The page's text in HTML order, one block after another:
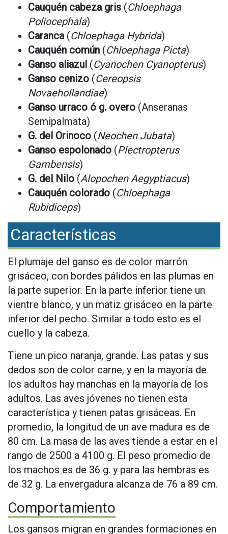
Cauquén cabeza gris (Chloephaga
Poliocephala)
Caranca(Chloephaga Hybrida)
Cauquén común (Chloephaga Picta)
Ganso aliazul (Cyanochen Cyanopterus)
Ganso cenizo (Cereopsis
Novaehollandiae)
Ganso urraco ó g. overo (Anseranas
Semipalmata)
G. del Orinoco (Neochen Jubata)
Ganso espolonado (Plectropterus
Gambensis)
G. del Nilo (Alopochen Aegyptiacus)
Cauquén colorado (Chloephaga
Rubidiceps)
Características
El plumaje del ganso es de color marrón
grisáceo, con bordes pálidos en las plumas en
la parte superior. En la parte inferior tiene un
vientre blanco, y un matiz grisáceo en la parte
inferior del pecho. Similar a todo esto es el
cuello y la cabeza.
Tiene un pico naranja, grande. Las patas y sus
dedos son de color carne, y en la mayoría de
los adultos hay manchas en la mayoría de los
adultos. Las aves jóvenes no tienen esta
característica y tienen patas grisáceas. En
promedio, la longitud de un ave madura es de
80 cm. La masa de las aves tiende a estar en el
rango de 2500 a 4100 g. El peso promedio de
los machos es de 36 g. y para las hembras es
de 32 g. La envergadura alcanza de 76 a 89 cm.
Comportamiento
Los gansos migran en grandes formaciones en